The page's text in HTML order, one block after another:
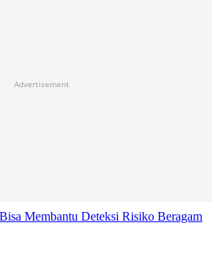
Advertisement
Membantu Deteksi Risiko Beragam